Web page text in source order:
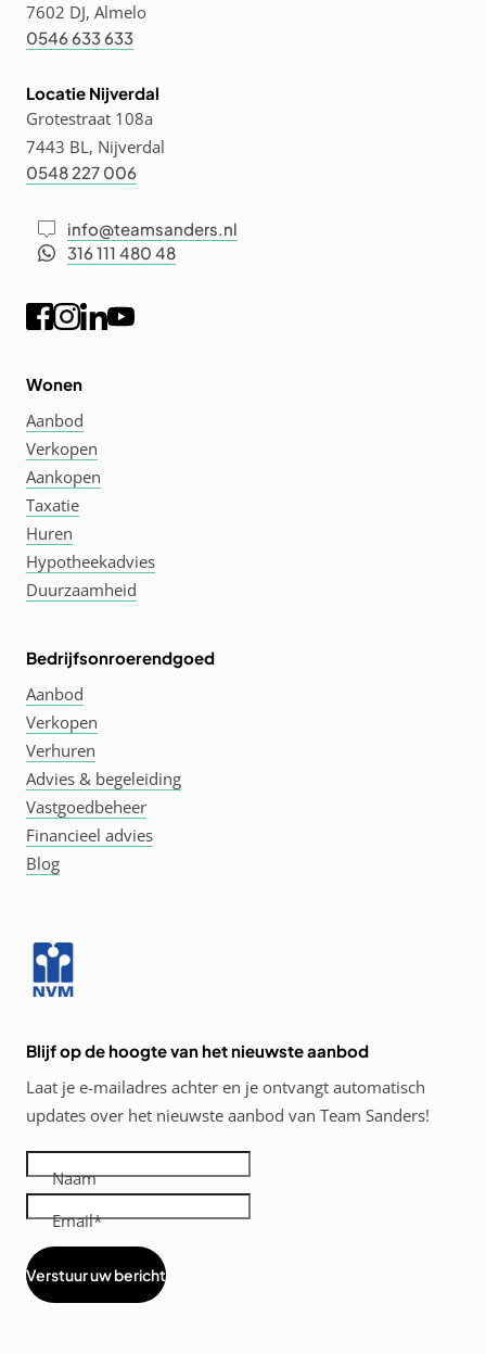
7602 DJ, Almelo
0546 633 633
Locatie Nijverdal
Grotestraat 108a
7443 BL, Nijverdal
0548 227 006
info@teamsanders.nl
316 111 480 48
Wonen
Aanbod
Verkopen
Aankopen
Taxatie
Huren
Hypotheekadvies
Duurzaamheid
Bedrijfsonroerendgoed
Aanbod
Verkopen
Verhuren
Advies & begeleiding
Vastgoedbeheer
Financieel advies
Blog
Blijf op de hoogte van het nieuwste aanbod
Laat je e-mailadres achter en je ontvangt automatisch
updates over het nieuwste aanbod van Team Sanders!
Naam
Email
Verstuur uw bericht